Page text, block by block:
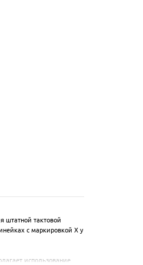
штатной тактовой
с маркировкой X у
использование